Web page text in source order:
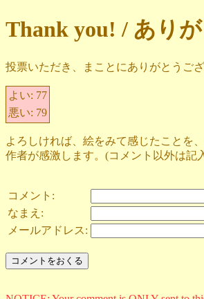
Thank you! / あり
投票いただき、まことにありがとうご
よい: 77
悪い: 79
よろしければ、絵をみて感じたことを
作者が感激します。(コメント以外は記
コメント:
なまえ:
メールアドレス: